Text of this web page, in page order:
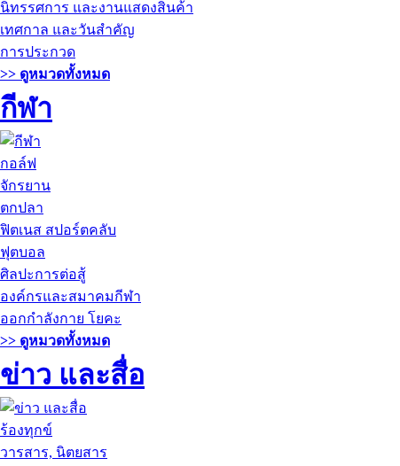
นิทรรศการ และงานแสดงสินค้า
เทศกาล และวันสำคัญ
การประกวด
>> ดูหมวดทั้งหมด
กีฬา
กอล์ฟ
จักรยาน
ตกปลา
ฟิตเนส สปอร์ตคลับ
ฟุตบอล
ศิลปะการต่อสู้
องค์กรและสมาคมกีฬา
ออกกำลังกาย โยคะ
>> ดูหมวดทั้งหมด
ข่าว และสื่อ
ร้องทุกข์
วารสาร, นิตยสาร